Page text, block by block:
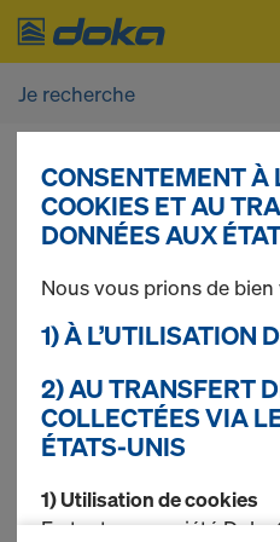
Vous pouvez afficher
après vous être
Accès
9 produits trouvés
Le plus recherché
CONSENTEMENT À
COOKIES ET AU
DONNÉES AUX
Nous vous prions de
1) À L’UTILISATION
2) AU TRANSFERT
COLLECTÉES VIA
ÉTATS-UNIS
1) Utilisation de cookies
En tant que société Doka